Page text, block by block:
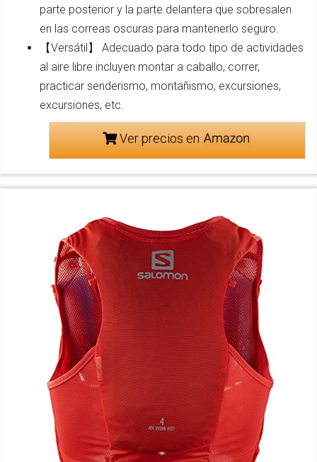
parte posterior y la parte delantera que sobresalen
en las correas oscuras para mantenerlo seguro.
【Versátil】 Adecuado para todo tipo de actividades
al aire libre incluyen montar a caballo, correr,
practicar senderismo, montañismo, excursiones,
excursiones, etc.
Ver precios en